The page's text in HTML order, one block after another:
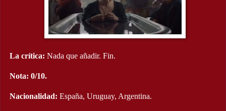
La crítica: Nada que añadir. Fin.
Nota: 0/10.
Nacionalidad: España, Uruguay, Argentina.